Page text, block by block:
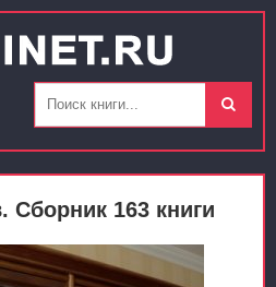
Сборник 163 книги